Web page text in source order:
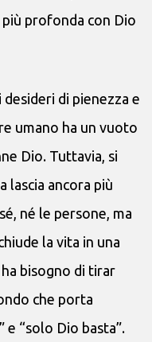
più profonda con Dio
di pienezza e
umano ha un vuoto
Dio. Tuttavia, si
lascia ancora più
né le persone, ma
la vita in una
bisogno di tirar
che porta
“solo Dio basta”.